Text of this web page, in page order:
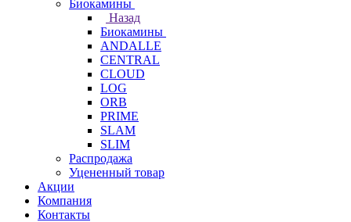
Биокамины
Назад
Биокамины
ANDALLE
CENTRAL
CLOUD
LOG
ORB
PRIME
SLAM
SLIM
Распродажа
Уцененный товар
Акции
Компания
Контакты